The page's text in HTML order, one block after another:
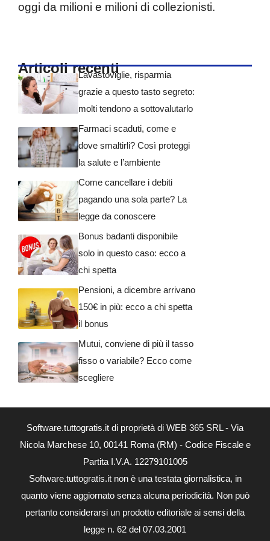
oggi da milioni e milioni di collezionisti.
Articoli recentiLavastoviglie, risparmia
grazie a questo tasto segreto:
molti tendono a sottovalutarlo
Farmaci scaduti, come e
dove smaltirli? Così proteggi
la salute e l’ambiente
Come cancellare i debiti
pagando una sola parte? La
legge da conoscere
Bonus badanti disponibile
solo in questo caso: ecco a
chi spetta
Pensioni, a dicembre arrivano
150€ in più: ecco a chi spetta
il bonus
Mutui, conviene di più il tasso
fisso o variabile? Ecco come
scegliere
Software.tuttogratis.it di proprietà di WEB 365 SRL - Via
Nicola Marchese 10, 00141 Roma (RM) - Codice Fiscale e
Partita I.V.A. 12279101005
Software.tuttogratis.it non è una testata giornalistica, in
quanto viene aggiornato senza alcuna periodicità. Non può
pertanto considerarsi un prodotto editoriale ai sensi della
legge n. 62 del 07.03.2001